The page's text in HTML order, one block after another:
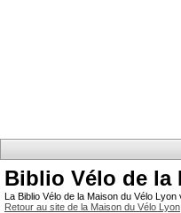
Biblio Vélo de la
La Biblio Vélo de la Maison du Vélo
Retour au site de la Maison du Vélo Lyon